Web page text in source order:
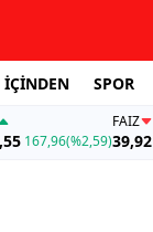
SPOR
167,96(%2,59)
FAİZ
39,92